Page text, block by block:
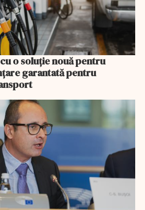
o soluție nouă pentru
garantată pentru